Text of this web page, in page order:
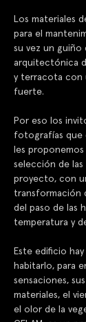
Los materiales
para el
su vez un guiño
arquitectónica
y terracota con
fuerte.
Por eso los
fotografías que
les
selección de las
proyecto, con
transformación
del paso de las
temperatura y
Este edificio
habitarlo, para
sensaciones,
materiales, el
el olor de la